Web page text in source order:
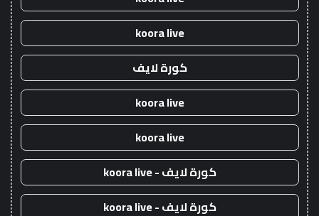
koora live
كورة لايف
koora live
koora live
كورة لايف - koora live
كورة لايف - koora live